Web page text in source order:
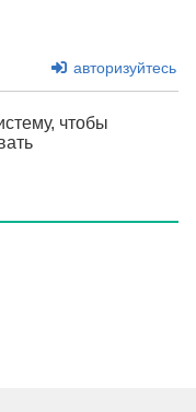
авторизуйтесь
чтобы